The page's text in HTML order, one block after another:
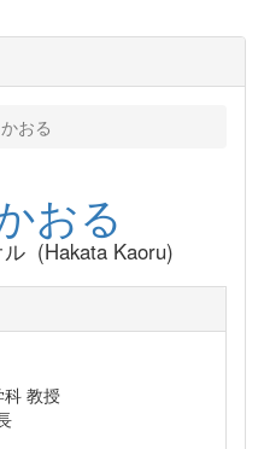
おる
おる
(Hakata Kaoru)
科 教授